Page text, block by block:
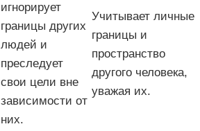
игнорирует
границы других
людей и
преследует
свои цели вне
зависимости от
них.
Учитывает личные
границы и
пространство
другого человека,
уважая их.